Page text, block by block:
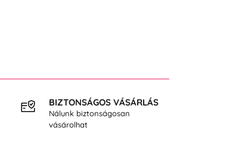
BIZTONSÁGOS VÁSÁRLÁS
Nálunk biztonságosan
vásárolhat